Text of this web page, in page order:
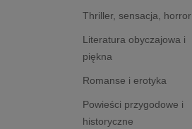
Thriller, sensacja, horror
Literatura obyczajowa i
piękna
Romanse i erotyka
Powieści przygodowe i
historyczne